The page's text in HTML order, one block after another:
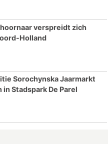
verspreidt zich
Holland
Sorochynska Jaarmarkt
in Stadspark De Parel